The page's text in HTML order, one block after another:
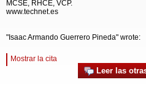
MCSE, RHCE, VCP.
www.technet.es
"Isaac Armando Guerrero Pineda" wrote:
Mostrar la cita
Leer las